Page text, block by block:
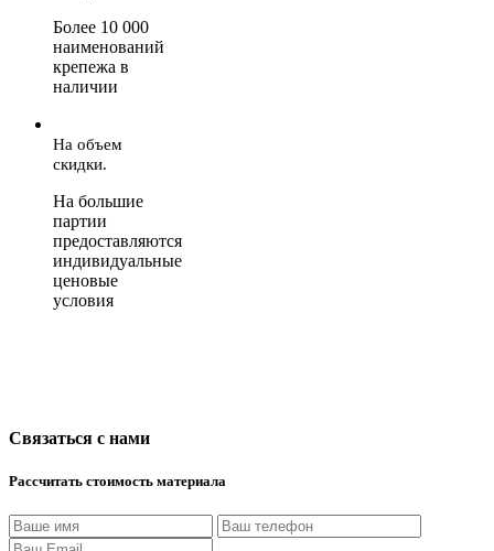
Более 10 000
наименований
крепежа в
наличии
На объем
скидки.
На большие
партии
предоставляются
индивидуальные
ценовые
условия
Связаться с нами
Рассчитать стоимость материала